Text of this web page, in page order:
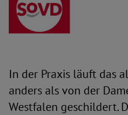
In der Praxis läuft das
anders als von der
Westfalen geschildert.